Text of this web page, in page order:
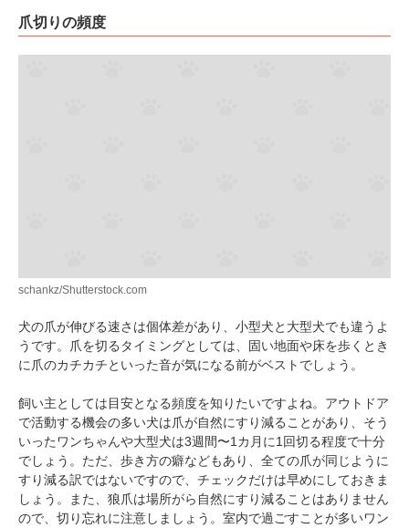
爪切りの頻度
schankz/Shutterstock.com
犬の爪が伸びる速さは個体差があり、小型犬と大型犬でも違うよ
うです。爪を切るタイミングとしては、固い地面や床を歩くとき
に爪のカチカチといった音が気になる前がベストでしょう。
飼い主としては目安となる頻度を知りたいですよね。アウトドア
で活動する機会の多い犬は爪が自然にすり減ることがあり、そう
いったワンちゃんや大型犬は3週間〜1カ月に1回切る程度で十分
でしょう。ただ、歩き方の癖などもあり、全ての爪が同じように
すり減る訳ではないですので、チェックだけは早めにしておきま
しょう。また、狼爪は場所がら自然にすり減ることはありません
ので、切り忘れに注意しましょう。室内で過ごすことが多いワン